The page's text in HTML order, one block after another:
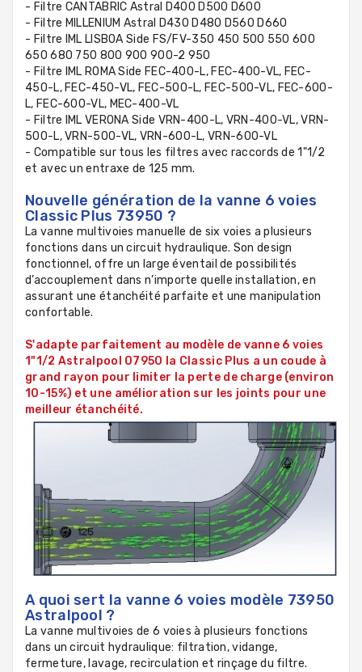
- Filtre CANTABRIC Astral D400 D500 D600
- Filtre MILLENIUM Astral D430 D480 D560 D660
- Filtre IML LISBOA Side FS/FV-350 450 500 550 600
650 680 750 800 900 900-2 950
- Filtre IML ROMA Side FEC-400-L, FEC-400-VL, FEC-
450-L, FEC-450-VL, FEC-500-L, FEC-500-VL, FEC-600-
L, FEC-600-VL, MEC-400-VL
- Filtre IML VERONA Side VRN-400-L, VRN-400-VL, VRN-
500-L, VRN-500-VL, VRN-600-L, VRN-600-VL
- Compatible sur tous les filtres avec raccords de 1"1/2
et avec un entraxe de 125 mm.
Nouvelle génération de la vanne 6 voies
Classic Plus 73950 ?
La vanne multivoies manuelle de six voies a plusieurs
fonctions dans un circuit hydraulique. Son design
fonctionnel, offre un large éventail de possibilités
d’accouplement dans n’importe quelle installation, en
assurant une étanchéité parfaite et une manipulation
confortable.
S'adapte parfaitement au modèle de vanne 6 voies
1"1/2 Astralpool 07950 la Classic Plus a un coude à
grand rayon pour limiter la perte de charge (environ
10-15%) et une amélioration sur les joints pour une
meilleur étanchéité.
A quoi sert la vanne 6 voies modèle 73950
Astralpool ?
La vanne multivoies de 6 voies à plusieurs fonctions
dans un circuit hydraulique: filtration, vidange,
fermeture, lavage, recirculation et rinçage du filtre.